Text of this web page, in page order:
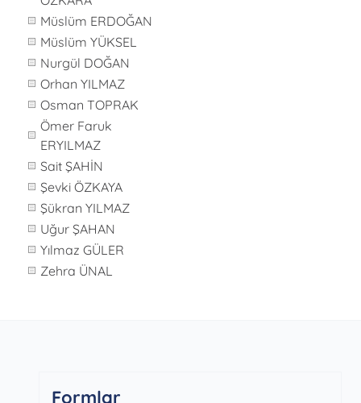
Müslüm ERDOĞAN
Müslüm YÜKSEL
Nurgül DOĞAN
Orhan YILMAZ
Osman TOPRAK
Ömer Faruk
ERYILMAZ
Sait ŞAHİN
Şevki ÖZKAYA
Şükran YILMAZ
Uğur ŞAHAN
Yılmaz GÜLER
Zehra ÜNAL
Formlar